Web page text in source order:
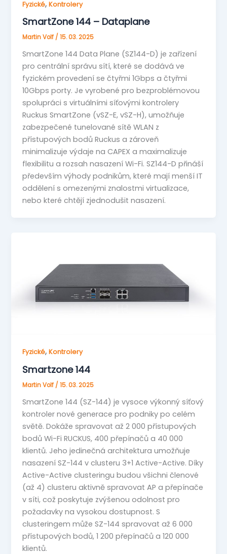
Fyzické,Kontrolery
SmartZone 144 – Dataplane
Martin Volf /15. 03. 2025
SmartZone 144 Data Plane (SZ144-D) je zařízení
pro centrální správu sítí, které se dodává ve
fyzickém provedení se čtyřmi 1Gbps a čtyřmi
10Gbps porty. Je vyrobené pro bezproblémovou
spolupráci s virtuálními síťovými kontrolery
Ruckus SmartZone (vSZ-E, vSZ-H), umožňuje
zabezpečené tunelované sítě WLAN z
přístupových bodů Ruckus a zároveň
minimalizuje výdaje na CAPEX a maximalizuje
flexibilitu a rozsah nasazení Wi-Fi. SZ144-D přináší
především výhody podnikům, které mají menší IT
oddělení s omezenými znalostmi virtualizace,
nebo které chtějí zjednodušit nasazení.
Fyzické,Kontrolery
Smartzone 144
Martin Volf /15. 03. 2025
SmartZone 144 (SZ-144) je vysoce výkonný síťový
kontroler nové generace pro podniky po celém
světě. Dokáže spravovat až 2 000 přístupových
bodů Wi-Fi RUCKUS, 400 přepínačů a 40 000
klientů. Jeho jedinečná architektura umožňuje
nasazení SZ-144 v clusteru 3+1 Active-Active. Díky
Active-Active clusteringu budou všichni členové
(až 4) clusteru aktivně spravovat AP a přepínače
v síti, což poskytuje zvýšenou odolnost pro
požadavky na vysokou dostupnost. S
clusteringem může SZ-144 spravovat až 6 000
přístupových bodů, 1 200 přepínačů a 120 000
klientů.